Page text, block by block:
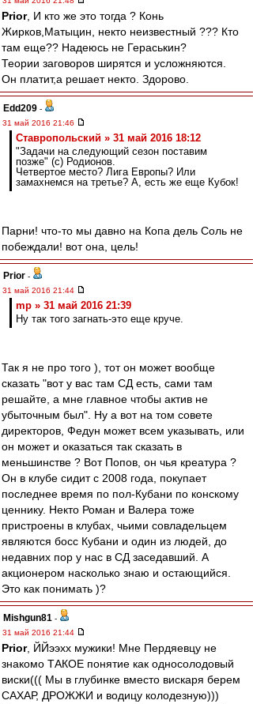
Prior, И кто же это тогда ? Конь
Жирков,Матыцин, некто неизвестный ??? Кто
там еще?? Надеюсь не Гераськин?
Теории заговоров ширятся и усложняются.
Он платит,а решает некто. Здорово.
Edd209 -
31 май 2016 21:46
Ставропольский » 31 май 2016 18:12
"Задачи на следующий сезон поставим
позже" (с) Родионов.
Четвертое место? Лига Европы? Или
замахнемся на третье? А, есть же еще Кубок!
Парни! что-то мы давно на Копа дель Соль не
побеждали! вот она, цель!
Prior -
31 май 2016 21:44
mp » 31 май 2016 21:39
Ну так того загнать-это еще круче.
Так я не про того ), тот он может вообще
сказать "вот у вас там СД есть, сами там
решайте, а мне главное чтобы актив не
убыточным был". Ну а вот на том совете
директоров, Федун может всем указывать, или
он может и оказаться так сказать в
меньшинстве ? Вот Попов, он чья креатура ?
Он в клубе сидит с 2008 года, покупает
последнее время по пол-Кубани по конскому
ценнику. Некто Роман и Валера тоже
пристроены в клубах, чьими совладельцем
являются босс Кубани и один из людей, до
недавних пор у нас в СД заседавший. А
акционером насколько знаю и остающийся.
Это как понимать )?
Mishgun81 -
31 май 2016 21:44
Prior, ЙЙээхх мужики! Мне Пердяевцу не
знакомо ТАКОЕ понятие как односолодовый
виски((( Мы в глубинке вместо вискаря берем
САХАР, ДРОЖЖИ и водицу колодезную)))